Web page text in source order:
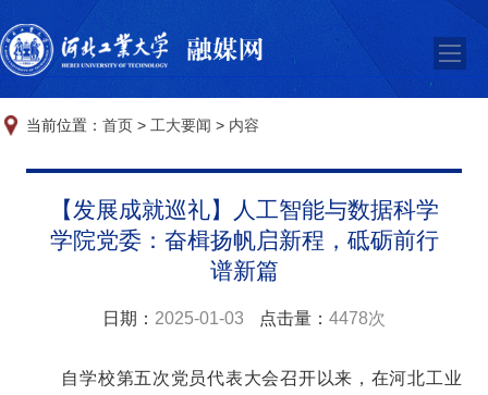
当前位置：首页 > 工大要闻 > 内容
【发展成就巡礼】人工智能与数据科学
学院党委：奋楫扬帆启新程，砥砺前行
谱新篇
日期： 2025-01-03 点击量： 4478次
自学校第五次党员代表大会召开以来，在河北工业